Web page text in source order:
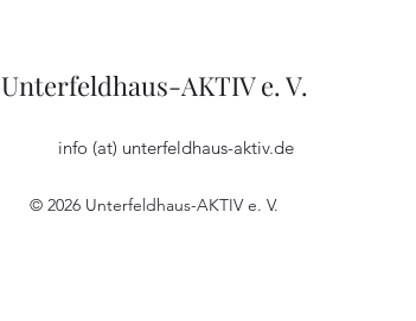
Unterfeldhaus-AKTIV e. V.
info (at) unterfeldhaus-aktiv.de
© 2026Unterfeldhaus-AKTIV e. V.